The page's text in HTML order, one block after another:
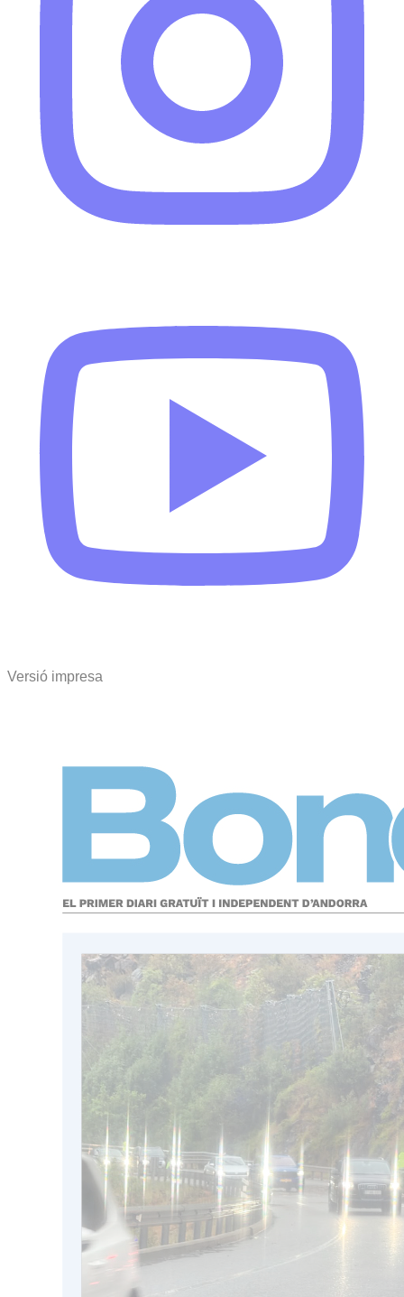
Versió impresa